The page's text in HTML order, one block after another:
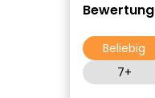
Bewertung
Beliebig
7+